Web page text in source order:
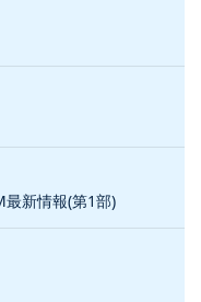
新情報(第1部)